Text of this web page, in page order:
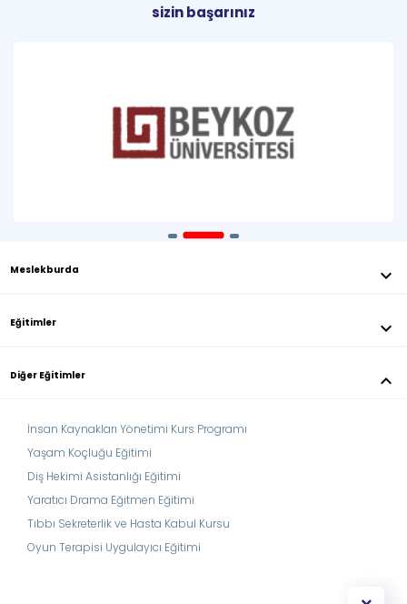
sizin başarınız
Meslekburda keyboard_arrow_down
Eğitimler keyboard_arrow_down
Diğer Eğitimler keyboard_arrow_down
İnsan Kaynakları Yönetimi Kurs Programı
Yaşam Koçluğu Eğitimi
Diş Hekimi Asistanlığı Eğitimi
Yaratıcı Drama Eğitmen Eğitimi
Tıbbı Sekreterlik ve Hasta Kabul Kursu
Oyun Terapisi Uygulayıcı Eğitimi